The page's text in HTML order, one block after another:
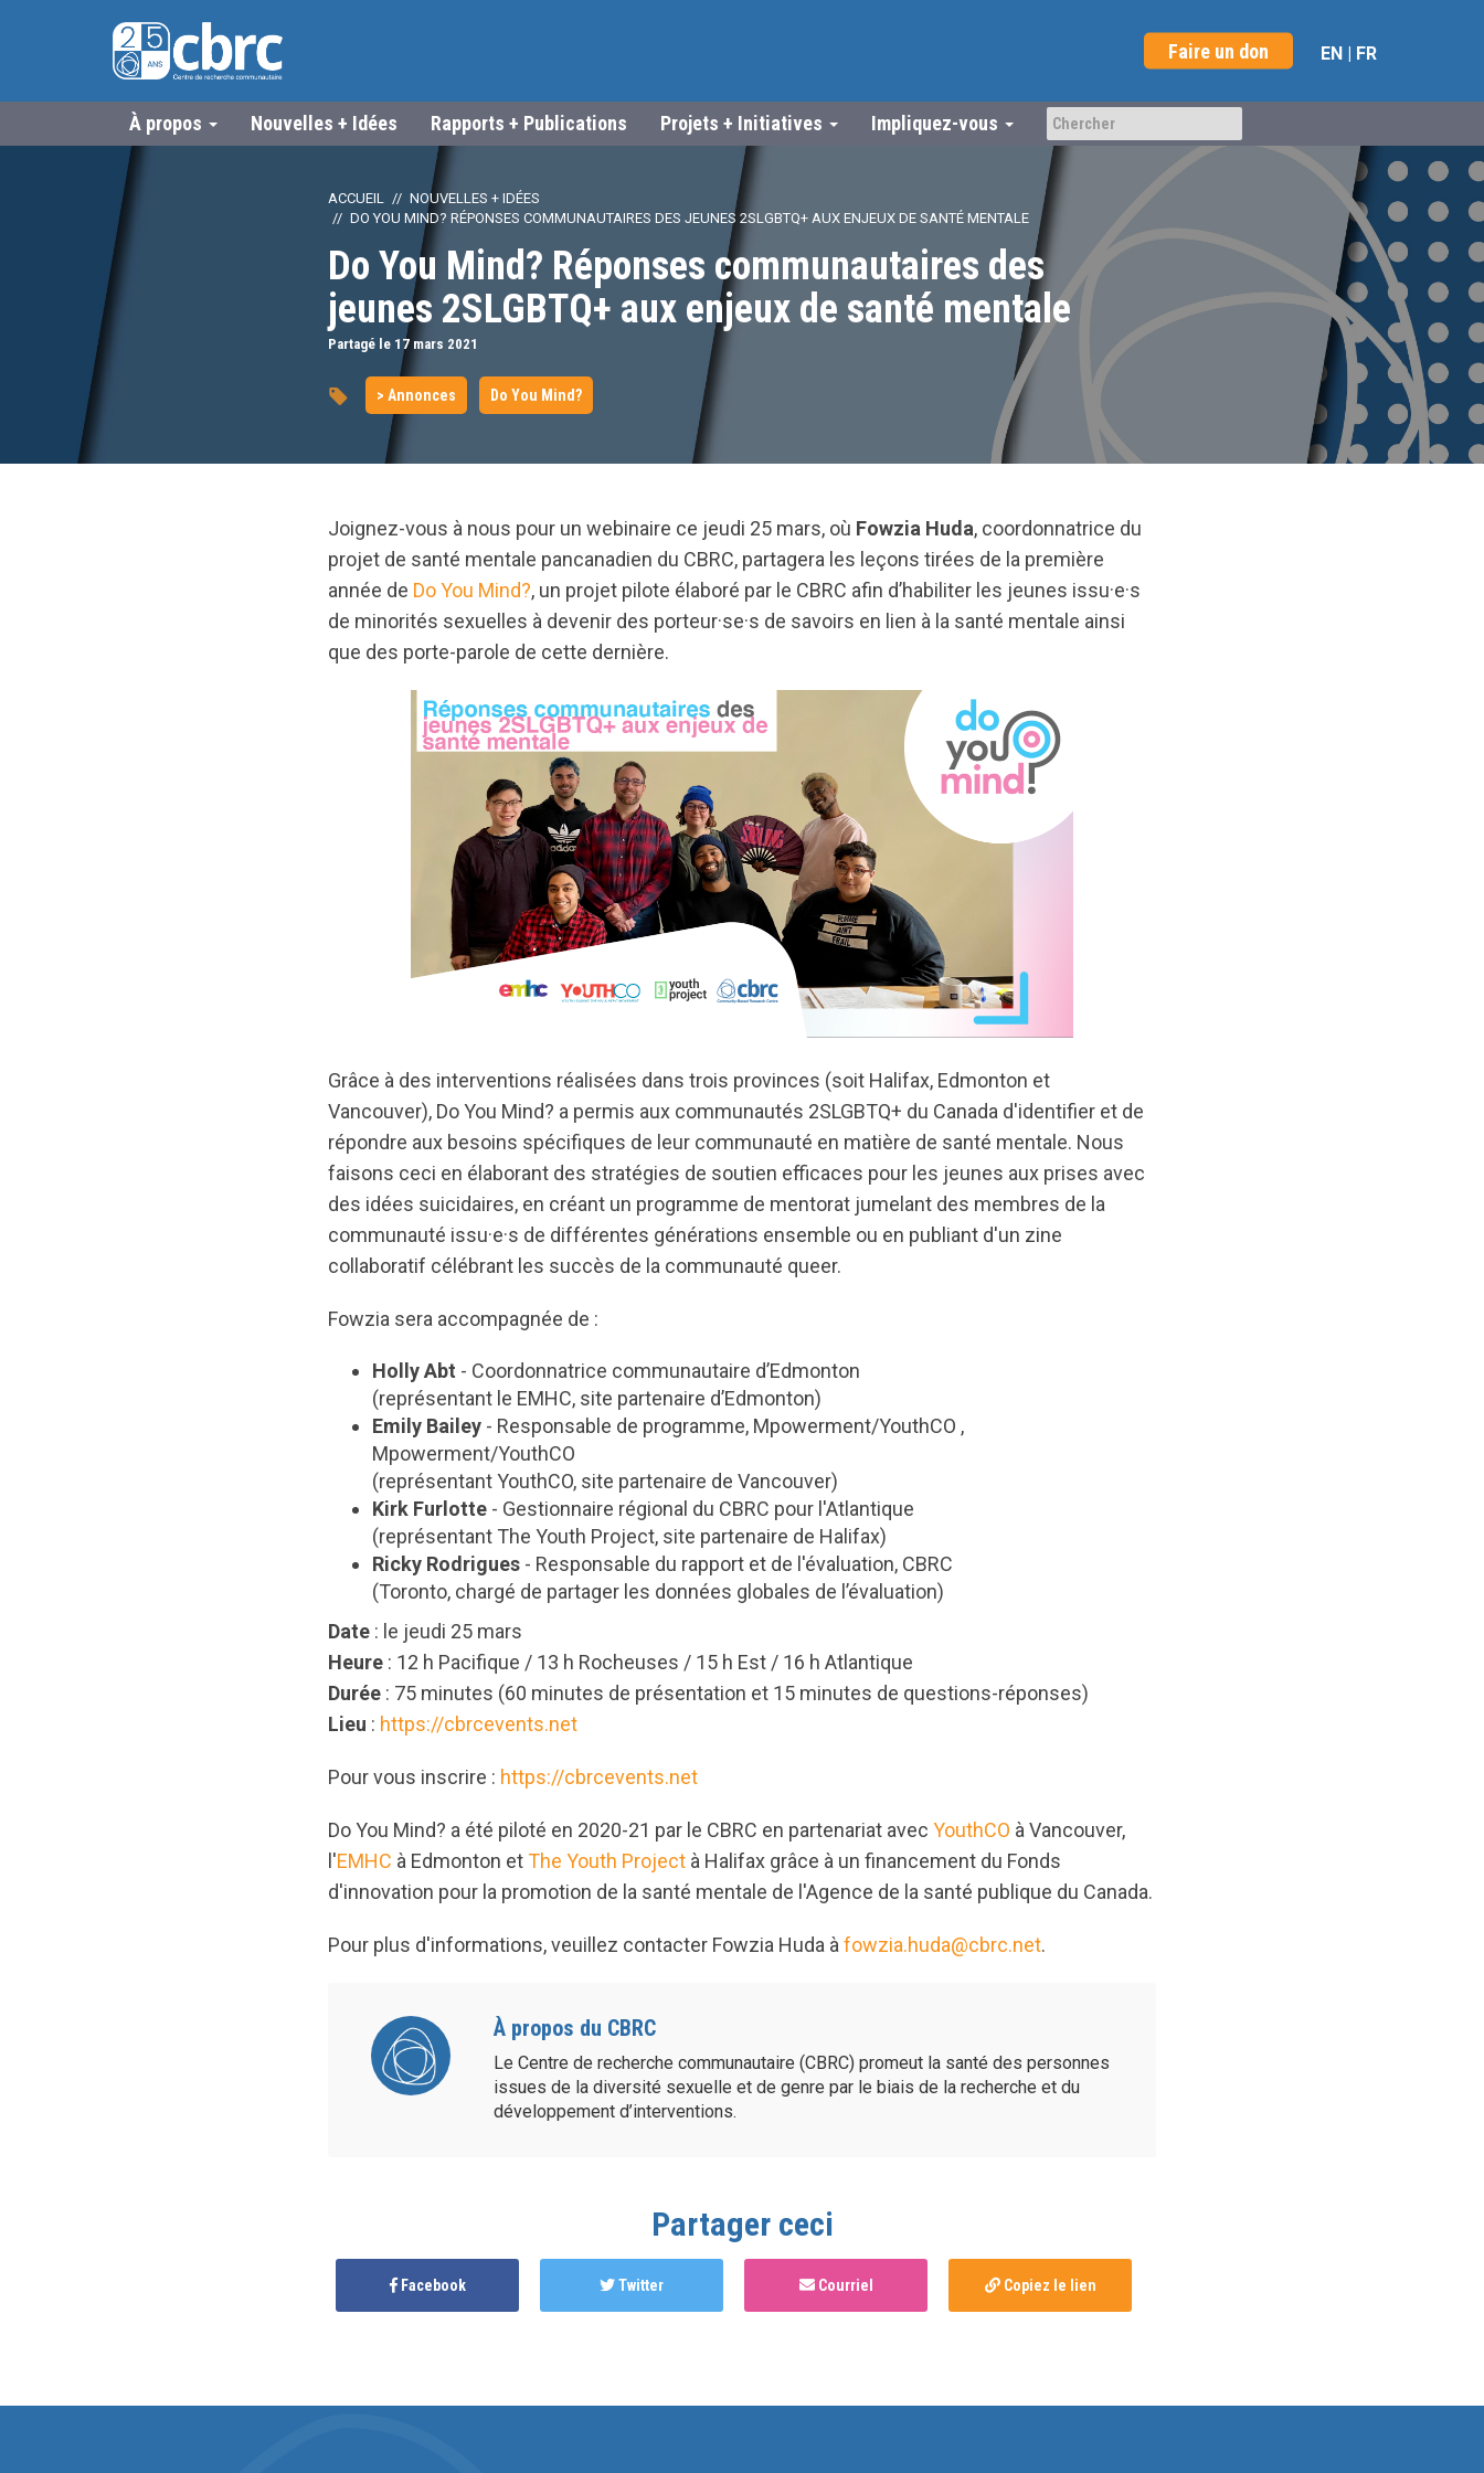
Faire un don EN | FR
À propos Nouvelles + Idées Rapports + Publications Projets + Initiatives Impliquez-vous
ACCUEIL
NOUVELLES + IDÉES
DO YOU MIND? RÉPONSES COMMUNAUTAIRES DES JEUNES 2SLGBTQ+ AUX ENJEUX DE SANTÉ MENTALE
Do You Mind? Réponses communautaires des
jeunes 2SLGBTQ+ aux enjeux de santé mentale
Partagé le 17 mars 2021
> Annonces Do You Mind?
Joignez-vous à nous pour un webinaire ce jeudi 25 mars, où Fowzia Huda, coordonnatrice du
projet de santé mentale pancanadien du CBRC, partagera les leçons tirées de la première
année de Do You Mind?, un projet pilote élaboré par le CBRC afin d’habiliter les jeunes issu·e·s
de minorités sexuelles à devenir des porteur·se·s de savoirs en lien à la santé mentale ainsi
que des porte-parole de cette dernière.
Grâce à des interventions réalisées dans trois provinces (soit Halifax, Edmonton et
Vancouver), Do You Mind? a permis aux communautés 2SLGBTQ+ du Canada d'identifier et de
répondre aux besoins spécifiques de leur communauté en matière de santé mentale. Nous
faisons ceci en élaborant des stratégies de soutien efficaces pour les jeunes aux prises avec
des idées suicidaires, en créant un programme de mentorat jumelant des membres de la
communauté issu·e·s de différentes générations ensemble ou en publiant d'un zine
collaboratif célébrant les succès de la communauté queer.
Fowzia sera accompagnée de :
Holly Abt - Coordonnatrice communautaire d’Edmonton
(représentant le EMHC, site partenaire d’Edmonton)
Emily Bailey - Responsable de programme, Mpowerment/YouthCO ,
Mpowerment/YouthCO
(représentant YouthCO, site partenaire de Vancouver)
Kirk Furlotte - Gestionnaire régional du CBRC pour l'Atlantique
(représentant The Youth Project, site partenaire de Halifax)
Ricky Rodrigues - Responsable du rapport et de l'évaluation, CBRC
(Toronto, chargé de partager les données globales de l’évaluation)
Date : le jeudi 25 mars
Heure : 12 h Pacifique / 13 h Rocheuses / 15 h Est / 16 h Atlantique
Durée : 75 minutes (60 minutes de présentation et 15 minutes de questions-réponses)
Lieu : https://cbrcevents.net
Pour vous inscrire : https://cbrcevents.net
Do You Mind? a été piloté en 2020-21 par le CBRC en partenariat avec YouthCO à Vancouver,
l'EMHC à Edmonton etThe Youth Project à Halifax grâce à un financement du Fonds
d'innovation pour la promotion de la santé mentale de l'Agence de la santé publique du Canada.
Pour plus d'informations, veuillez contacter Fowzia Huda à fowzia.huda@cbrc.net.
À propos du CBRC
Le Centre de recherche communautaire (CBRC) promeut la santé des personnes
issues de la diversité sexuelle et de genre par le biais de la recherche et du
développement d’interventions.
Partager ceci
Facebook Twitter Courriel Copiez le lien